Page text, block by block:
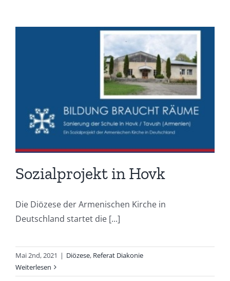
Sozialprojekt in Hovk
Die Diözese der Armenischen Kirche in
Deutschland startet die [...]
Mai 2nd, 2021 | Diözese, Referat Diakonie
Weiterlesen